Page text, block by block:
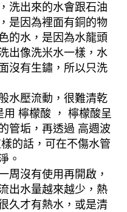
洗出來的水會跟石油
是因為裡面有銅的物
的水，是因為水龍頭
出像洗米水一樣，水
沒有生鏽，所以只洗
水壓流動，很難清乾
檸檬酸 ， 檸檬酸呈
管垢，再透過 高週波
的話，可在不傷水管
。
周沒有使用再開啟，
出水量越來越少，熱
久才有熱水，或是清